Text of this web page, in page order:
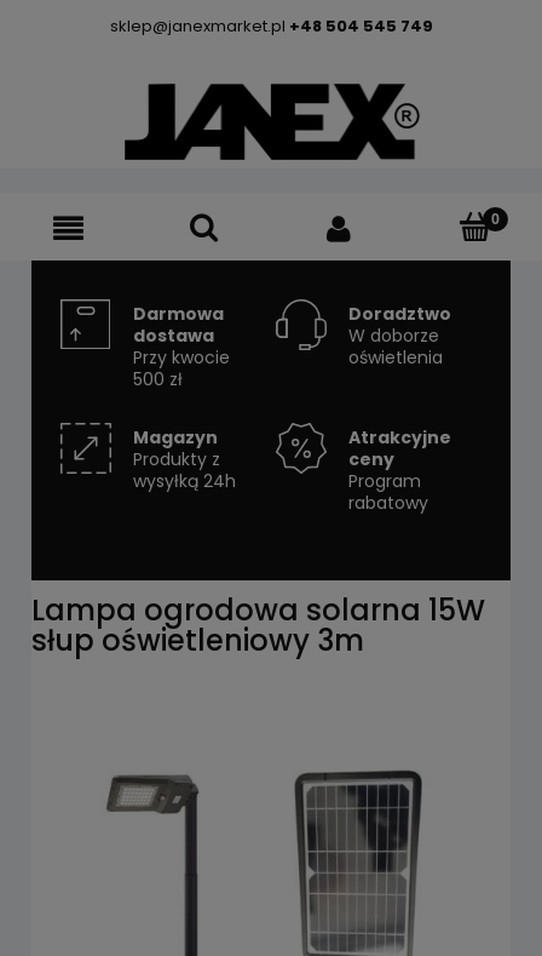
sklep@janexmarket.pl +48 504 545 749
Darmowa
dostawa
Przy kwocie
500 zł
Doradztwo
W doborze
oświetlenia
Magazyn
Produkty z
wysyłką 24h
Atrakcyjne
ceny
Program
rabatowy
Lampa ogrodowa solarna 15W
słup oświetleniowy 3m